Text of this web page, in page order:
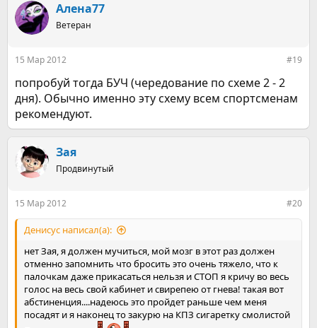
Алена77
Ветеран
15 Мар 2012 #19
попробуй тогда БУЧ (чередование по схеме 2 - 2
дня). Обычно именно эту схему всем спортсменам
рекомендуют.
Зая
Продвинутый
15 Мар 2012 #20
Денисус написал(а):
нет Зая, я должен мучиться, мой мозг в этот раз должен
отменно запомнить что бросить это очень тяжело, что к
палочкам даже прикасаться нельзя и СТОП я кричу во весь
голос на весь свой кабинет и свирепею от гнева! такая вот
абстиненция....надеюсь это пройдет раньше чем меня
посадят и я наконец то закурю на КПЗ сигаретку смолистой